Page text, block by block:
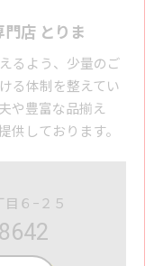
店 とりま
るよう、少量のご
る体制を整えてい
や豊富な品揃え
供しております。
６−２５